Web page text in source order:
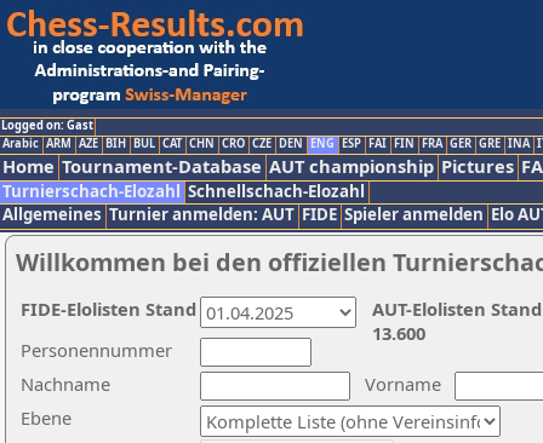
Logged on: Gast
Arabic ARM AZE BIH BUL CAT CHN CRO CZE DEN ENG ESP FAI FIN FRA GER GRE INA
Home Tournament-Database AUT championship Pictures
Turnierschach-Elozahl Schnellschach-Elozahl
Allgemeines Turnier anmelden: AUT FIDE Spieler anmelden Elo
Willkommen bei den offiziellen
Nachname
Vorname
Ebene
Personennummer
AUT-Elolisten
13.600
FIDE-Elolisten Stand